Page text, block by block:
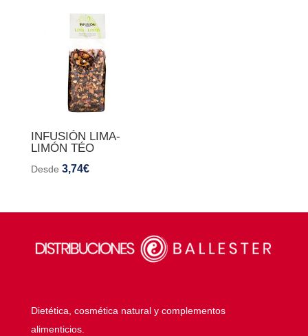
INFUSIÓN LIMA-
LIMÓN TÉO
Desde 3,74€
Dietética, cosmética natural y complementos
alimenticios.